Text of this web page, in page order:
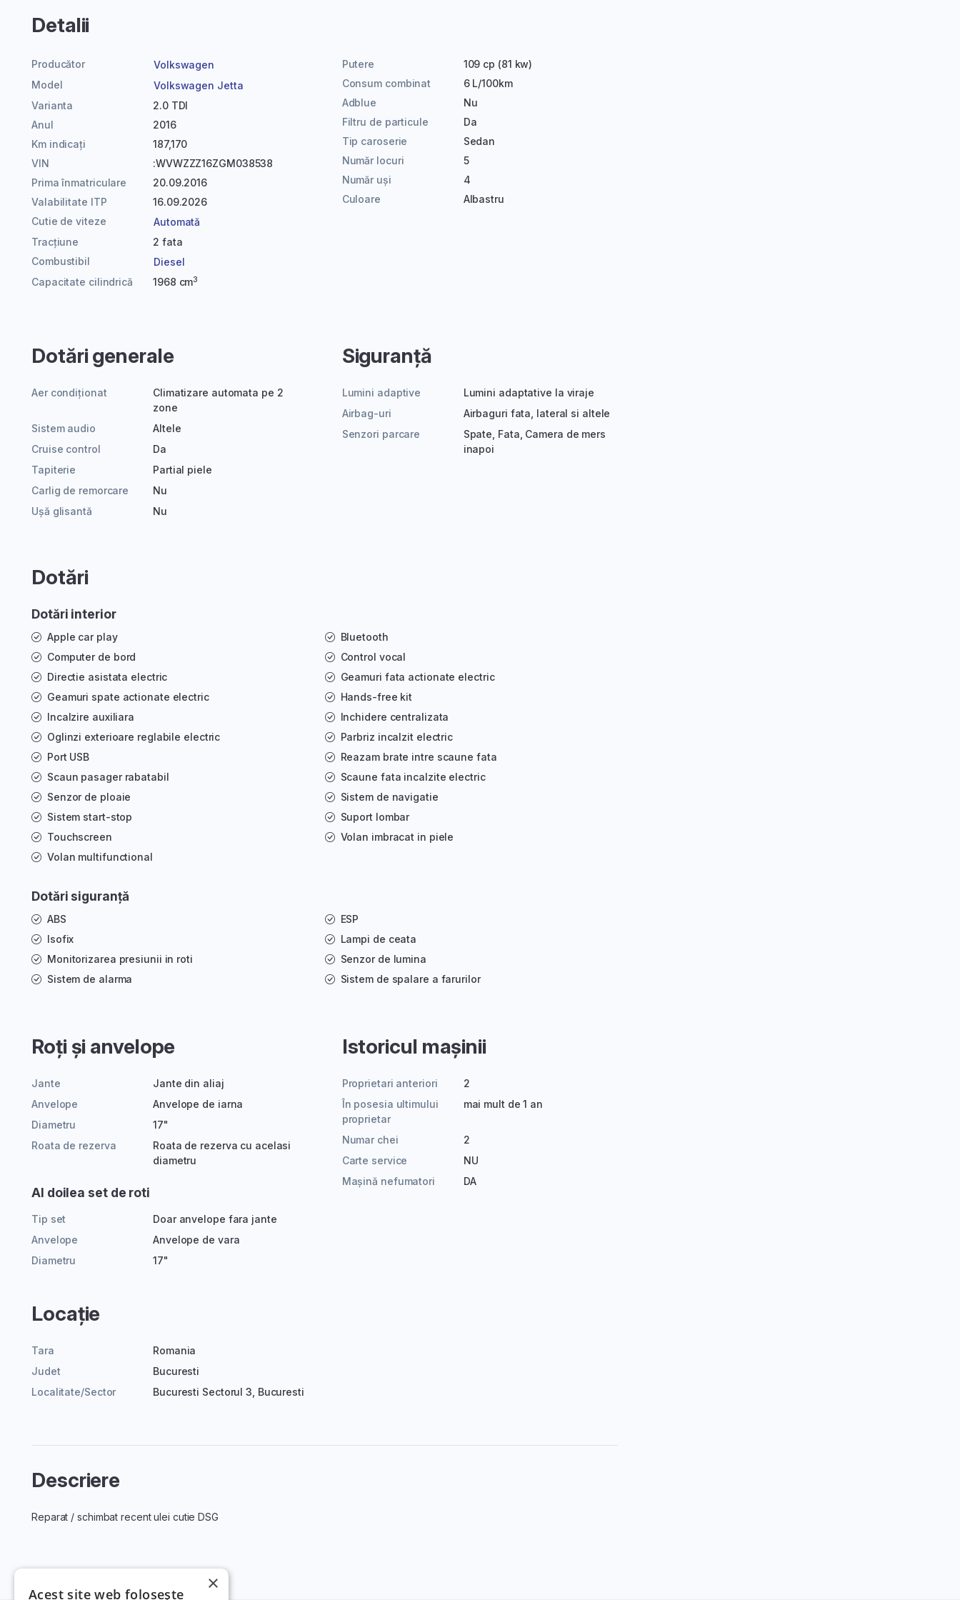
Detalii
Producător
Volkswagen
Model
Volkswagen Jetta
Varianta
2.0 TDI
Anul
2016
Km indicați
187,170
VIN
:WVWZZZ16ZGM038538
Prima înmatriculare
20.09.2016
Valabilitate ITP
16.09.2026
Cutie de viteze
Automată
Tracțiune
2 fata
Combustibil
Diesel
Capacitate cilindrică
1968 cm3
Putere
109 cp (81 kw)
Consum combinat
6 L/100km
Adblue
Nu
Filtru de particule
Da
Tip caroserie
Sedan
Număr locuri
5
Număr uși
4
Culoare
Albastru
Dotări generale
Aer condiționat
Climatizare automata pe 2
zone
Sistem audio
Altele
Cruise control
Da
Tapiterie
Partial piele
Carlig de remorcare
Nu
Ușă glisantă
Nu
Siguranță
Lumini adaptive
Lumini adaptative la viraje
Airbag-uri
Airbaguri fata, lateral si altele
Senzori parcare
Spate, Fata, Camera de mers
inapoi
Dotări
Dotări interior
Apple car play
Bluetooth
Computer de bord
Control vocal
Directie asistata electric
Geamuri fata actionate electric
Geamuri spate actionate electric
Hands-free kit
Incalzire auxiliara
Inchidere centralizata
Oglinzi exterioare reglabile electric
Parbriz incalzit electric
Port USB
Reazam brate intre scaune fata
Scaun pasager rabatabil
Scaune fata incalzite electric
Senzor de ploaie
Sistem de navigatie
Sistem start-stop
Suport lombar
Touchscreen
Volan imbracat in piele
Volan multifunctional
Dotări siguranță
ABS
ESP
Isofix
Lampi de ceata
Monitorizarea presiunii in roti
Senzor de lumina
Sistem de alarma
Sistem de spalare a farurilor
Roți și anvelope
Jante
Jante din aliaj
Anvelope
Anvelope de iarna
Diametru
17"
Roata de rezerva
Roata de rezerva cu acelasi
diametru
Al doilea set de roti
Tip set
Doar anvelope fara jante
Anvelope
Anvelope de vara
Diametru
17"
Istoricul mașinii
Proprietari anteriori
2
În posesia ultimului
proprietar
mai mult de 1 an
Numar chei
2
Carte service
NU
Mașină nefumatori
DA
Locație
Tara
Romania
Judet
Bucuresti
Localitate/Sector
Bucuresti Sectorul 3, Bucuresti
Descriere
Reparat / schimbat recent ulei cutie DSG
×
Acest site web folosește